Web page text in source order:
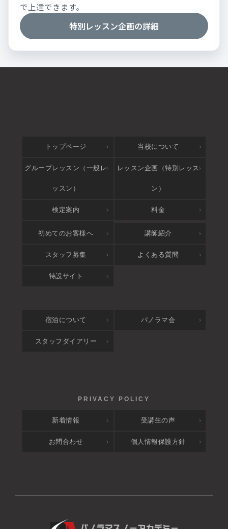
で上達できます。
特別レッスン企画の詳細
トップページ 当校について
グループレッスン（一般レ
ッスン）
レッスン企画（特別レッス
ン）
検定案内 料金
アクセス
初めてのお客様へ 講師紹介
スタッフ募集 よくある質問
特設サイト
宿泊について パノラマ会
スタッフダイアリー
新着情報 受講生の声
お問合わせ 個人情報保護方針